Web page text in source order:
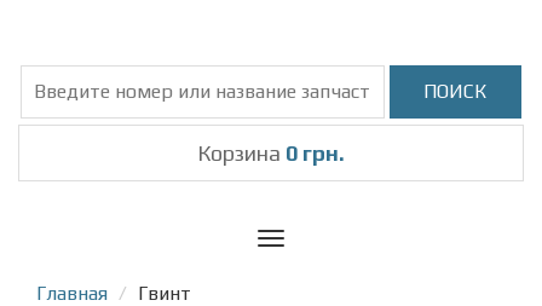
Корзина 0 грн.
Toggle
Главная
Гвинт